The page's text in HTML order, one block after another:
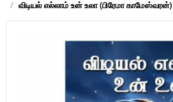
விடியல் எல்லாம் உன் உலா (பிரேமா காமேஸ்வரன்)